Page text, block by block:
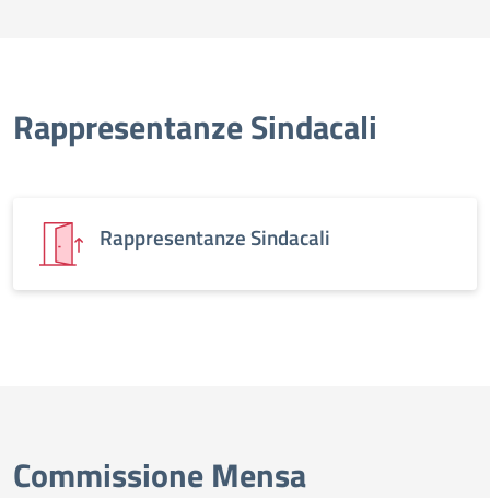
Rappresentanze Sindacali
Rappresentanze Sindacali
Commissione Mensa